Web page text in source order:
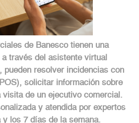
de Banesco tienen una
través del asistente virtual
pueden resolver incidencias con
solicitar información sobre
de un ejecutivo comercial.
y atendida por expertos
y los 7 días de la semana.